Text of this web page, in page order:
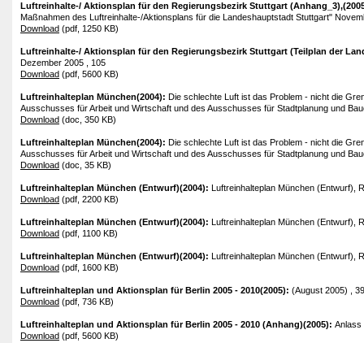
Luftreinhalte-/ Aktionsplan für den Regierungsbezirk Stuttgart
Maßnahmen des Luftreinhalte-/Aktionsplans für die Landeshauptstadt Stuttgart"
Download (pdf, 1250 KB)
Luftreinhalte-/ Aktionsplan für den Regierungsbezirk Stuttgart (Teilplan der
Dezember 2005 , 105
Download (pdf, 5600 KB)
Luftreinhalteplan München(2004): Die schlechte Luft ist das Problem - nicht die
Ausschusses für Arbeit und Wirtschaft und des Ausschusses für Stadtplanung und
Download (doc, 350 KB)
Luftreinhalteplan München(2004): Die schlechte Luft ist das Problem - nicht die
Ausschusses für Arbeit und Wirtschaft und des Ausschusses für Stadtplanung und
Download (doc, 35 KB)
Luftreinhalteplan München (Entwurf)(2004): Luftreinhalteplan München (Entwurf),
Download (pdf, 2200 KB)
Luftreinhalteplan München (Entwurf)(2004): Luftreinhalteplan München (Entwurf),
Download (pdf, 1100 KB)
Luftreinhalteplan München (Entwurf)(2004): Luftreinhalteplan München (Entwurf),
Download (pdf, 1600 KB)
Luftreinhalteplan und Aktionsplan für Berlin 2005 - 2010(2005): (August 2005) , 39
Download (pdf, 736 KB)
Luftreinhalteplan und Aktionsplan für Berlin 2005 - 2010 (Anhang)(2005): Anlass
Download (pdf, 5600 KB)